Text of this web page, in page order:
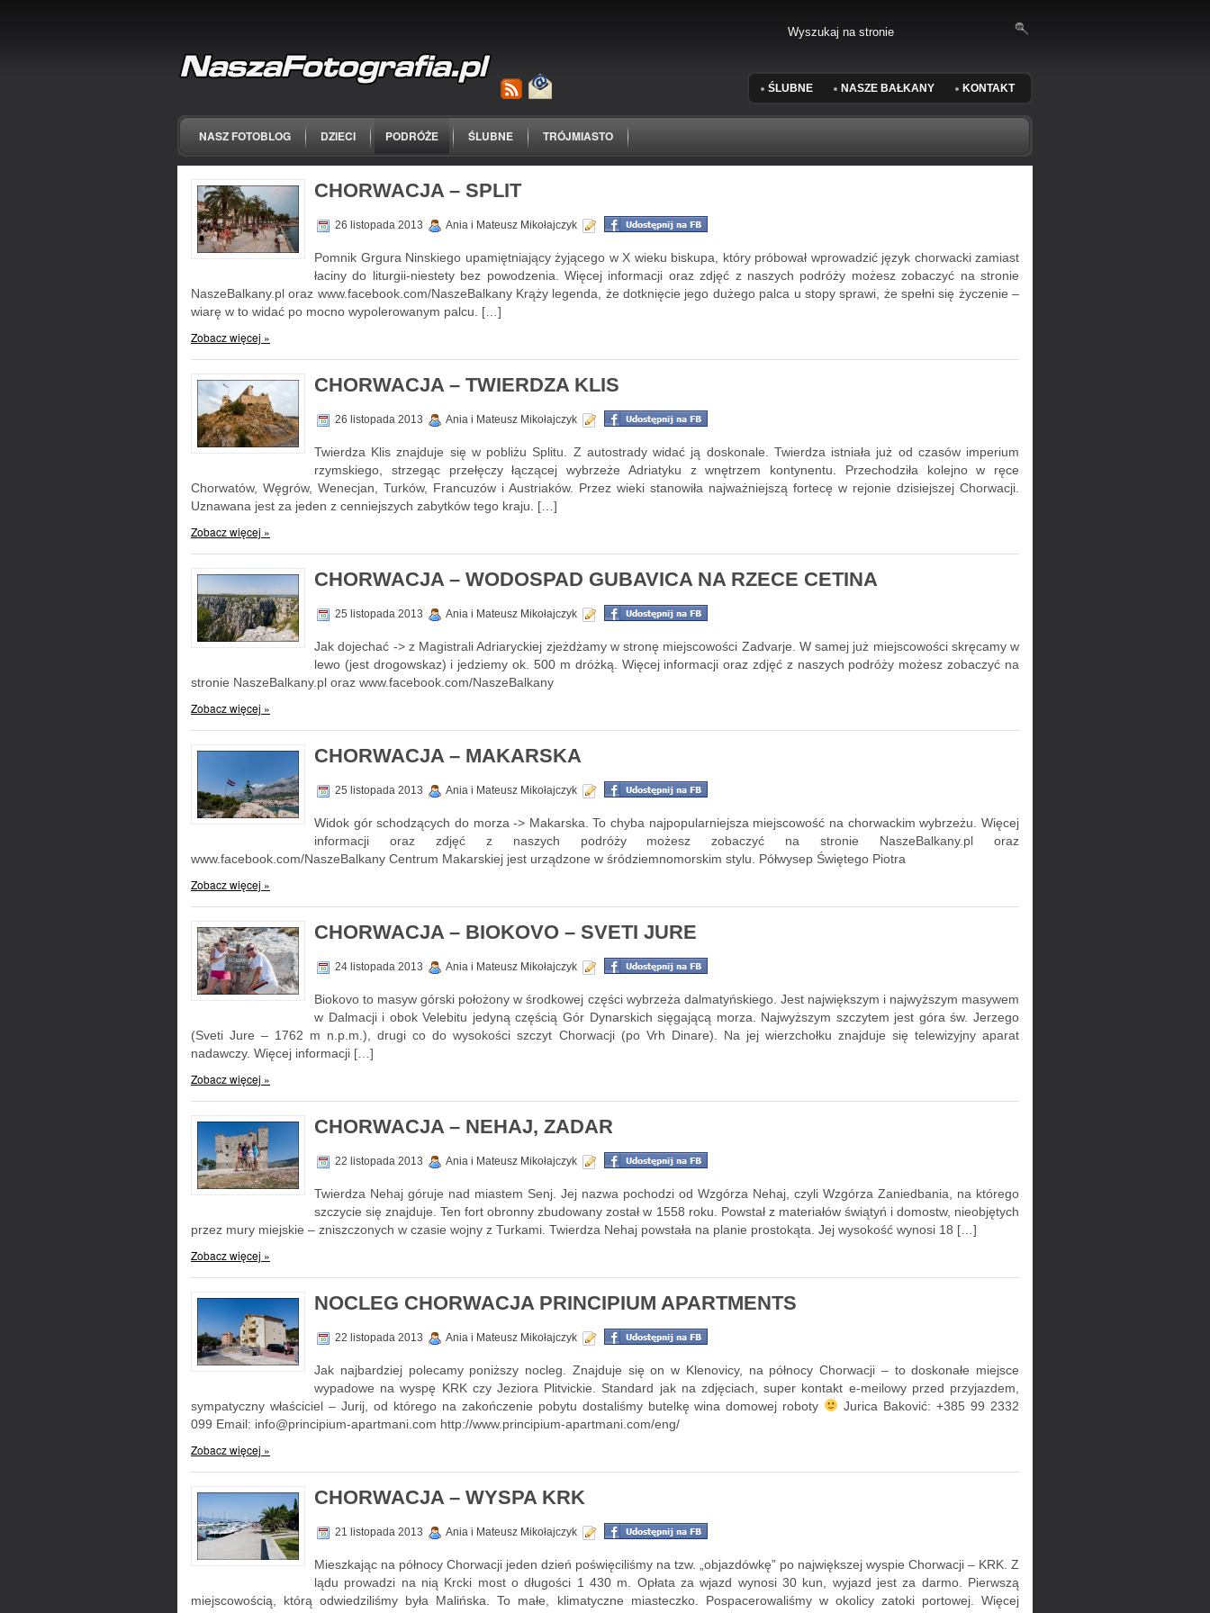
ŚLUBNE NASZE BAŁKANY KONTAKT
NASZ FOTOBLOG DZIECI PODRÓŻE ŚLUBNE TRÓJMIASTO
CHORWACJA – SPLIT
26 listopada 2013 Ania i Mateusz Mikołajczyk
Pomnik Grgura Ninskiego upamiętniający żyjącego w X wieku biskupa, który próbował wprowadzić język chorwacki zamiast
łaciny do liturgii-niestety bez powodzenia. Więcej informacji oraz zdjęć z naszych podróży możesz zobaczyć na stronie
NaszeBalkany.pl oraz www.facebook.com/NaszeBalkany Krąży legenda, że dotknięcie jego dużego palca u stopy sprawi, że spełni się życzenie –
wiarę w to widać po mocno wypolerowanym palcu. […]
Zobacz więcej »
CHORWACJA – TWIERDZA KLIS
26 listopada 2013 Ania i Mateusz Mikołajczyk
Twierdza Klis znajduje się w pobliżu Splitu. Z autostrady widać ją doskonale. Twierdza istniała już od czasów imperium
rzymskiego, strzegąc przełęczy łączącej wybrzeże Adriatyku z wnętrzem kontynentu. Przechodziła kolejno w ręce
Chorwatów, Węgrów, Wenecjan, Turków, Francuzów i Austriaków. Przez wieki stanowiła najważniejszą fortecę w rejonie dzisiejszej Chorwacji.
Uznawana jest za jeden z cenniejszych zabytków tego kraju. […]
Zobacz więcej »
CHORWACJA – WODOSPAD GUBAVICA NA RZECE CETINA
25 listopada 2013 Ania i Mateusz Mikołajczyk
Jak dojechać -> z Magistrali Adriaryckiej zjeżdżamy w stronę miejscowości Zadvarje. W samej już miejscowości skręcamy w
lewo (jest drogowskaz) i jedziemy ok. 500 m dróżką. Więcej informacji oraz zdjęć z naszych podróży możesz zobaczyć na
stronie NaszeBalkany.pl oraz www.facebook.com/NaszeBalkany
Zobacz więcej »
CHORWACJA – MAKARSKA
25 listopada 2013 Ania i Mateusz Mikołajczyk
Widok gór schodzących do morza -> Makarska. To chyba najpopularniejsza miejscowość na chorwackim wybrzeżu. Więcej
informacji oraz zdjęć z naszych podróży możesz zobaczyć na stronie NaszeBalkany.pl oraz
www.facebook.com/NaszeBalkany Centrum Makarskiej jest urządzone w śródziemnomorskim stylu. Półwysep Świętego Piotra
Zobacz więcej »
CHORWACJA – BIOKOVO – SVETI JURE
24 listopada 2013 Ania i Mateusz Mikołajczyk
Biokovo to masyw górski położony w środkowej części wybrzeża dalmatyńskiego. Jest największym i najwyższym masywem
w Dalmacji i obok Velebitu jedyną częścią Gór Dynarskich sięgającą morza. Najwyższym szczytem jest góra św. Jerzego
(Sveti Jure – 1762 m n.p.m.), drugi co do wysokości szczyt Chorwacji (po Vrh Dinare). Na jej wierzchołku znajduje się telewizyjny aparat
nadawczy. Więcej informacji […]
Zobacz więcej »
CHORWACJA – NEHAJ, ZADAR
22 listopada 2013 Ania i Mateusz Mikołajczyk
Twierdza Nehaj góruje nad miastem Senj. Jej nazwa pochodzi od Wzgórza Nehaj, czyli Wzgórza Zaniedbania, na którego
szczycie się znajduje. Ten fort obronny zbudowany został w 1558 roku. Powstał z materiałów świątyń i domostw, nieobjętych
przez mury miejskie – zniszczonych w czasie wojny z Turkami. Twierdza Nehaj powstała na planie prostokąta. Jej wysokość wynosi 18 […]
Zobacz więcej »
NOCLEG CHORWACJA PRINCIPIUM APARTMENTS
22 listopada 2013 Ania i Mateusz Mikołajczyk
Jak najbardziej polecamy poniższy nocleg. Znajduje się on w Klenovicy, na północy Chorwacji – to doskonałe miejsce
wypadowe na wyspę KRK czy Jeziora Plitvickie. Standard jak na zdjęciach, super kontakt e-meilowy przed przyjazdem,
sympatyczny właściciel – Jurij, od którego na zakończenie pobytu dostaliśmy butelkę wina domowej roboty
Jurica Baković: +385 99 2332
099 Email: info@principium-apartmani.com http://www.principium-apartmani.com/eng/
Zobacz więcej »
CHORWACJA – WYSPA KRK
21 listopada 2013 Ania i Mateusz Mikołajczyk
Mieszkając na północy Chorwacji jeden dzień poświęciliśmy na tzw. „objazdówkę” po największej wyspie Chorwacji – KRK. Z
lądu prowadzi na nią Krcki most o długości 1 430 m. Opłata za wjazd wynosi 30 kun, wyjazd jest za darmo. Pierwszą
miejscowością, którą odwiedziliśmy była Malińska. To małe, klimatyczne miasteczko. Pospacerowaliśmy w okolicy zatoki portowej. Więcej